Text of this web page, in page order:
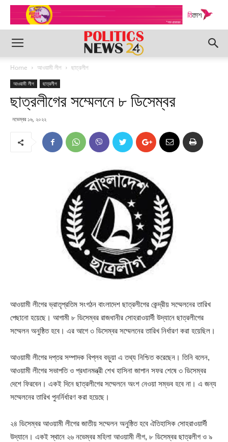
Home আওয়ামী লীগ ছাত্রলীগ
আওয়ামী লীগ ছাত্রলীগ
ছাত্রলীগের সম্মেলনে ৮ ডিসেম্বর
নভেম্বর ১৬, ২০২২
আওয়ামী লীগের ভ্রাতৃপ্রতিম সংগঠন বাংলাদেশ ছাত্রলীগের কেন্দ্রীয় সম্মেলনের তারিখ
পেছানো হয়েছে। আগামী ৮ ডিসেম্বর রাজধানীর সোহরাওয়ার্দী উদ্যানে ছাত্রলীগের
সম্মেলন অনুষ্ঠিত হবে। এর আগে ৩ ডিসেম্বর সম্মেলনের তারিখ নির্ধারণ করা হয়েছিল।
আওয়ামী লীগের দপ্তর সম্পাদক বিপ্লব বড়ুয়া এ তথ্য নিশ্চিত করেছেন। তিনি বলেন,
আওয়ামী লীগের সভাপতি ও প্রধানমন্ত্রী শেখ হাসিনা জাপান সফর শেষে ৩ ডিসেম্বর
দেশে ফিরবেন। একই দিনে ছাত্রলীগের সম্মেলনে অংশ নেওয়া সম্ভব হবে না। এ জন্য
সম্মেলনের তারিখ পুনর্নির্ধারণ করা হয়েছে।
২৪ ডিসেম্বর আওয়ামী লীগের জাতীয় সম্মেলন অনুষ্ঠিত হবে ঐতিহাসিক সোহরাওয়ার্দী
উদ্যানে। একই স্থানে ২৬ নভেম্বর মহিলা আওয়ামী লীগ, ৮ ডিসেম্বর ছাত্রলীগ ও ৯